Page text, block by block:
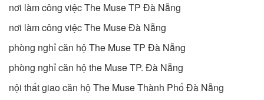
nơi làm công việc The Muse TP Đà Nẵng
nơi làm công việc The Muse Đà Nẵng
phòng nghỉ căn hộ The Muse TP Đà Nẵng
phòng nghỉ căn hộ the Muse TP. Đà Nẵng
nội thất giao căn hộ The Muse Thành Phố Đà Nẵng